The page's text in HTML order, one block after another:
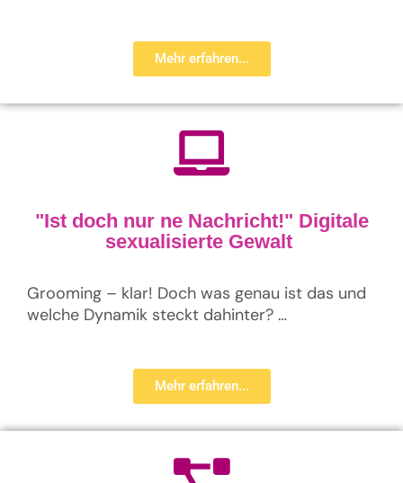
Mehr erfahren...
"Ist doch nur ne Nachricht!" Digitale
sexualisierte Gewalt ​
Grooming – klar! Doch was genau ist das und
welche Dynamik steckt dahinter? …
Mehr erfahren...